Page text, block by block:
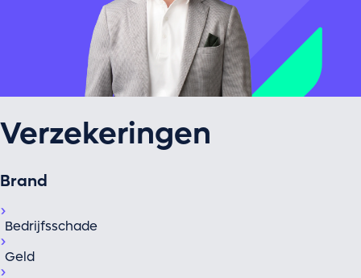
Verzekeringen
Brand
Bedrijfsschade
Geld